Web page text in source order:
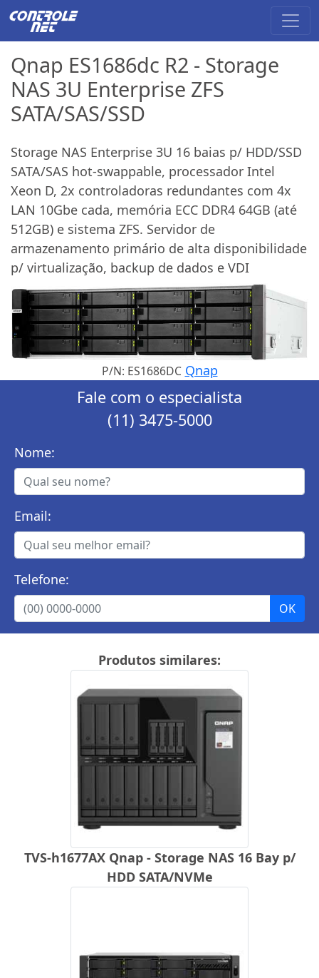
Qnap ES1686dc R2 - Storage
NAS 3U Enterprise ZFS
SATA/SAS/SSD
Storage NAS Enterprise 3U 16 baias p/ HDD/SSD
SATA/SAS hot-swappable, processador Intel
Xeon D, 2x controladoras redundantes com 4x
LAN 10Gbe cada, memória ECC DDR4 64GB (até
512GB) e sistema ZFS. Servidor de
armazenamento primário de alta disponibilidade
p/ virtualização, backup de dados e VDI
P/N: ES1686DC Qnap
Fale com o especialista
(11) 3475-5000
Nome:
Email:
Telefone:
Produtos similares:
TVS-h1677AX Qnap - Storage NAS 16 Bay p/
HDD SATA/NVMe